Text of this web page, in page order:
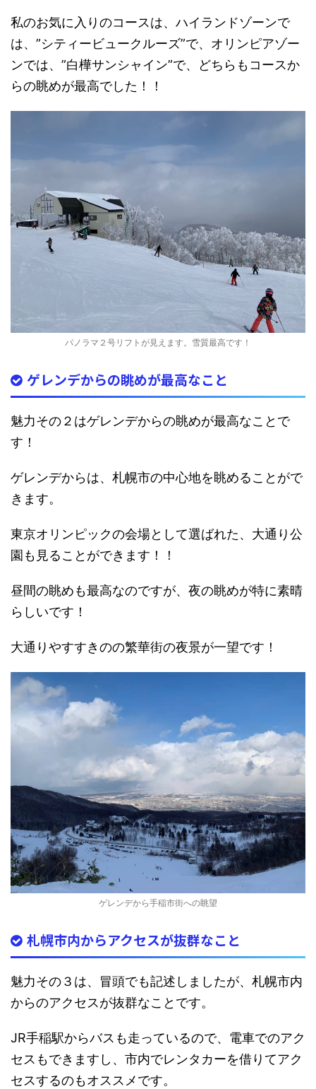
私のお気に入りのコースは、ハイランドゾーンで
は、”シティービュークルーズ”で、オリンピアゾー
ンでは、”白樺サンシャイン”で、どちらもコースか
らの眺めが最高でした！！
パノラマ２号リフトが見えます。雪質最高です！
ゲレンデからの眺めが最高なこと
魅力その２はゲレンデからの眺めが最高なことで
す！
ゲレンデからは、札幌市の中心地を眺めることがで
きます。
東京オリンピックの会場として選ばれた、大通り公
園も見ることができます！！
昼間の眺めも最高なのですが、 夜の眺めが特に素晴
らしいです！
大通りやすすきのの繁華街の夜景が一望です！
ゲレンデから手稲市街への眺望
札幌市内からアクセスが抜群なこと
魅力その３は、冒頭でも記述しましたが、札幌市内
からのアクセスが抜群なことです。
JR手稲駅からバスも走っているので、電車でのアク
セスもできますし、市内でレンタカーを借りてアク
セスするのもオススメです。